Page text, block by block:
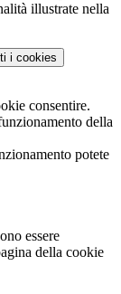
illustrate nella
i cookies
consentire.
della
potete
essere
della cookie